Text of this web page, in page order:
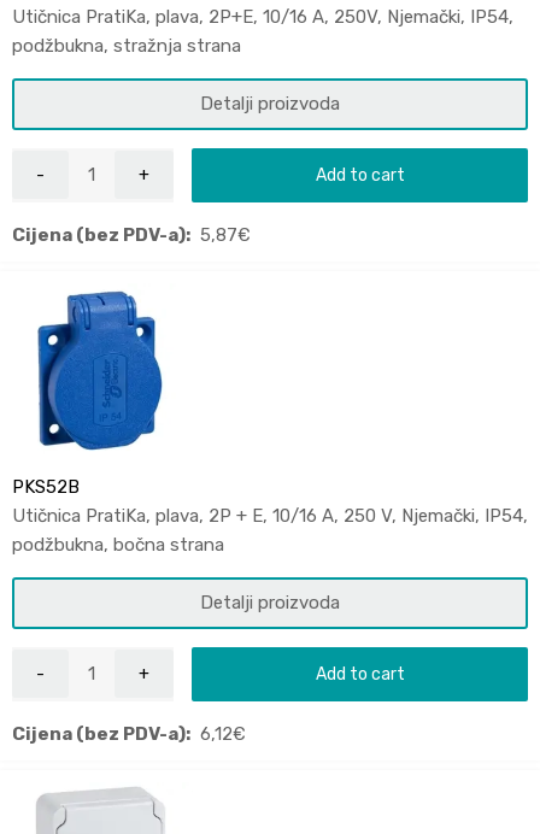
Utičnica PratiKa, plava, 2P+E, 10/16 A, 250V, Njemački, IP54,
podžbukna, stražnja strana
Detalji proizvoda
Add to cart
Cijena (bez PDV-a): 5,87€
PKS52B
Utičnica PratiKa, plava, 2P + E, 10/16 A, 250 V, Njemački, IP54,
podžbukna, bočna strana
Detalji proizvoda
Add to cart
Cijena (bez PDV-a): 6,12€